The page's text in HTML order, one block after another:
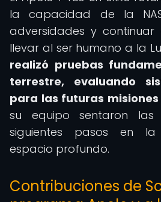
la capacidad de la
adversidades y
llevar al ser humano a la
realizó pruebas
terrestre, evaluando
para las futuras misiones
su equipo sentaron
siguientes pasos en la
espacio profundo.
Contribuciones de